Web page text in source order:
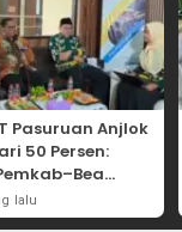
Pasuruan Anjlok
50 Persen:
Perang
Peredaran
lalu